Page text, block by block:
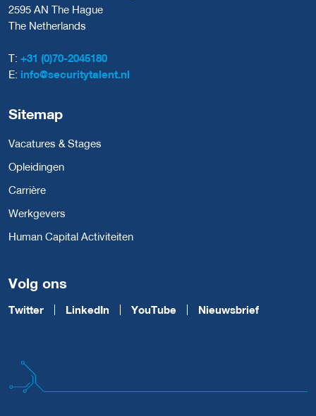
2595 AN The Hague
The Netherlands
T: +31 (0)70-2045180
E: info@securitytalent.nl
Sitemap
Vacatures & Stages
Opleidingen
Carrière
Werkgevers
Human Capital Activiteiten
Volg ons
Twitter LinkedIn YouTube Nieuwsbrief